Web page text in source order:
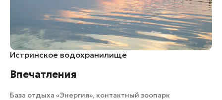
Истринское водохранилище
Впечатления
База отдыха «Энергия», контактный зоопарк